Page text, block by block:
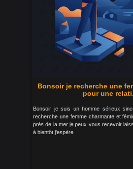
Bonsoir je recherche une
pour une
Bonsoir je suis un homme sérieux
recherche une femme charmante et
près de la mer je peux vous recevoir
à bientôt j'espère